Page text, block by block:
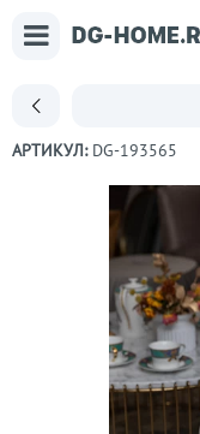
АРТИКУЛ: DG-193565